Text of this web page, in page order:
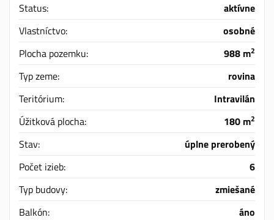
Status:
aktívne
Vlastníctvo:
osobné
Plocha pozemku:
988 m2
Typ zeme:
rovina
Teritórium:
Intravilán
Úžitková plocha:
180 m2
Stav:
úplne prerobený
Počet izieb:
6
Typ budovy:
zmiešané
Balkón:
áno